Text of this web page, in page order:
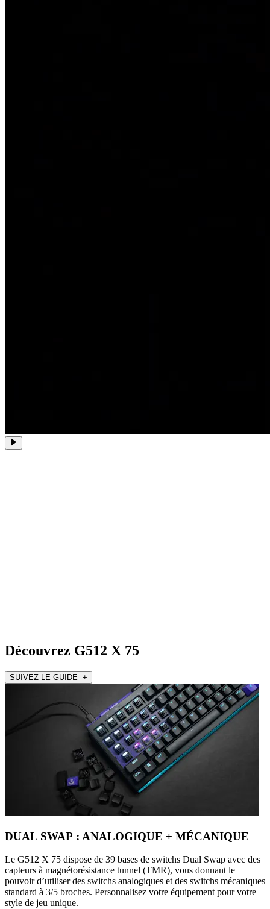
Découvrez G512 X 75
SUIVEZ LE GUIDE +
DUAL SWAP : ANALOGIQUE + MÉCANIQUE
Le G512 X 75 dispose de 39 bases de switchs Dual Swap avec des
capteurs à magnétorésistance tunnel (TMR), vous donnant le
pouvoir d’utiliser des switchs analogiques et des switchs mécaniques
standard à 3/5 broches. Personnalisez votre équipement pour votre
style de jeu unique.